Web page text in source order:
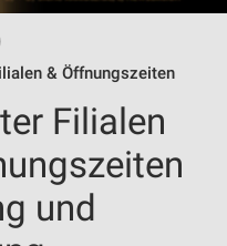
& Öffnungszeiten
Filialen
und